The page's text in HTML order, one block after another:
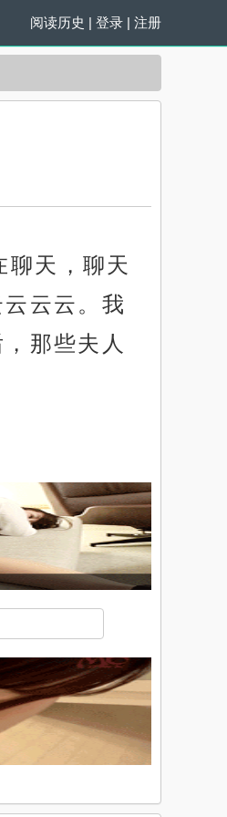
阅读历史 | 登录 | 注册
聊天，聊天
云云。我
那些夫人